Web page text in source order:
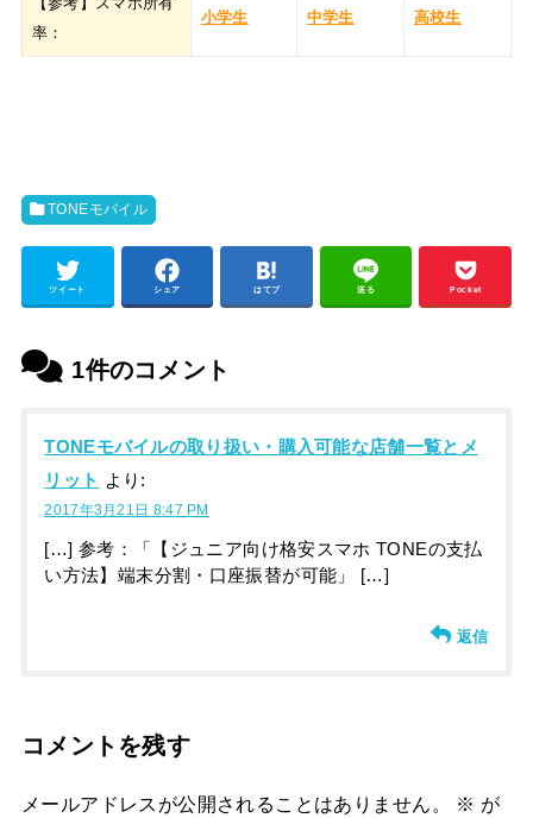
率：
小学生 中学生 高校生
TONEモバイル
ツイート シェア はてブ 送る Pocket
1件のコメント
TONEモバイルの取り扱い・購入可能な店舗一覧とメ
リット
より:
2017年3月21日 8:47 PM
[…] 参考：「【ジュニア向け格安スマホ TONEの支払
い方法】端末分割・口座振替が可能」 […]
返信
コメントを残す
メールアドレスが公開されることはありません。 ※ が